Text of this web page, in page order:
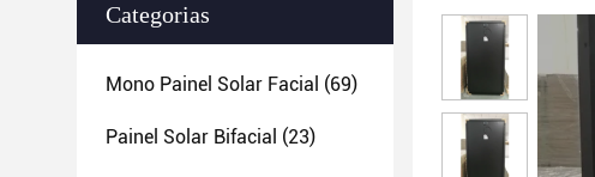
Categorias
Mono Painel Solar Facial (69)
Painel Solar Bifacial (23)